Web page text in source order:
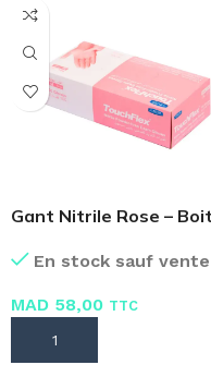
Gant Nitrile Rose –
En stock sauf vente
MAD 58,00 TTC
AJOUTER AU PANIER